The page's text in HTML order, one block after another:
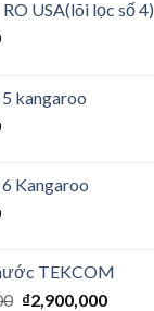
USA(lõi lọc số 4)
kangaroo
Kangaroo
TEKCOM
₫2,900,000